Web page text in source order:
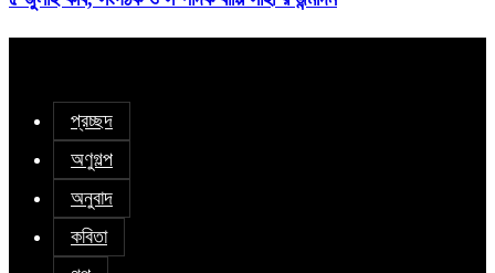
প্রচ্ছদ
অণুগল্প
অনুবাদ
কবিতা